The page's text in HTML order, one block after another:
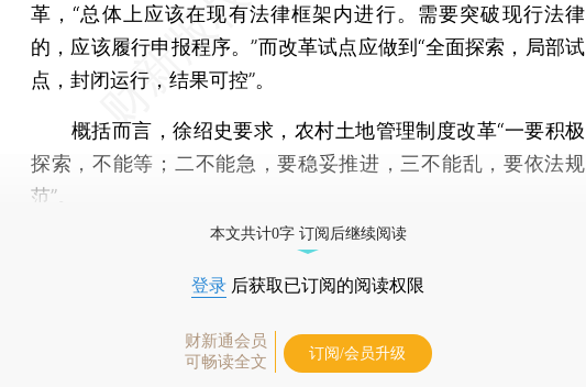
革，“总体上应该在现有法律框架内进行。需要突破现行法律
的，应该履行申报程序。”而改革试点应做到“全面探索，局部试
点，封闭运行，结果可控”。
概括而言，徐绍史要求，农村土地管理制度改革“一要积极
探索，不能等；二不能急，要稳妥推进，三不能乱，要依法规
范”。
本文共计0字 订阅后继续阅读
登录 后获取已订阅的阅读权限
财新通会员
可畅读全文
订阅/会员升级